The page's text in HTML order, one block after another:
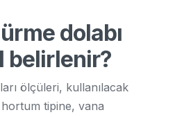
dolabı
belirlenir?
ölçüleri, kullanılacak
tipine, vana